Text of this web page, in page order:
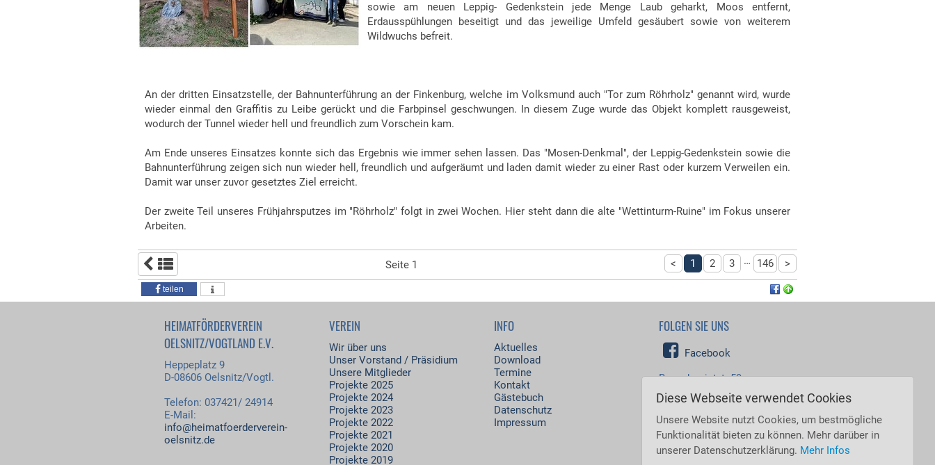
sowie am neuen Leppig- Gedenkstein jede Menge Laub geharkt, Moos entfernt,
Erdausspühlungen beseitigt und das jeweilige Umfeld gesäubert sowie von weiterem
Wildwuchs befreit.
An der dritten Einsatzstelle, der Bahnunterführung an der Finkenburg, welche im Volksmund auch "Tor zum Röhrholz" genannt wird, wurde
wieder einmal den Graffitis zu Leibe gerückt und die Farbpinsel geschwungen. In diesem Zuge wurde das Objekt komplett rausgeweist,
wodurch der Tunnel wieder hell und freundlich zum Vorschein kam.
Am Ende unseres Einsatzes konnte sich das Ergebnis wie immer sehen lassen. Das "Mosen-Denkmal", der Leppig-Gedenkstein sowie die
Bahnunterführung zeigen sich nun wieder hell, freundlich und aufgeräumt und laden damit wieder zu einer Rast oder kurzem Verweilen ein.
Damit war unser zuvor gesetztes Ziel erreicht.
Der zweite Teil unseres Frühjahrsputzes im "Röhrholz" folgt in zwei Wochen. Hier steht dann die alte "Wettinturm-Ruine" im Fokus unserer
Arbeiten.
Seite 1 < 1 2 3 … 146 >
teilen
HEIMATFÖRDERVEREIN
OELSNITZ/VOGTLAND E.V.
Heppeplatz 9
D-08606 Oelsnitz/Vogtl.
Telefon: 037421/ 24914
E-Mail:
info@heimatfoerderverein-
oelsnitz.de
VEREIN
Wir über uns
Unser Vorstand / Präsidium
Unsere Mitglieder
Projekte 2025
Projekte 2024
Projekte 2023
Projekte 2022
Projekte 2021
Projekte 2020
Projekte 2019
INFO
Aktuelles
Download
Termine
Kontakt
Gästebuch
Datenschutz
Impressum
FOLGEN SIE UNS
Facebook
Besucher jetzt: 59
Besucher heute: 7.456
Besucher gestern: 8.061
Besucher gesamt: 5.546.837
Diese Webseite verwendet Cookies
Unsere Website nutzt Cookies, um bestmögliche
Funktionalität bieten zu können. Mehr darüber in
unserer Datenschutzerklärung. Mehr Infos